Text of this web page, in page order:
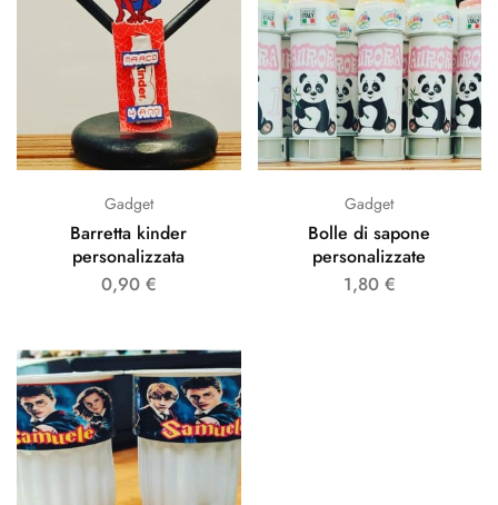
Gadget
Barretta kinder
personalizzata
0,90 €
Gadget
Bolle di sapone
personalizzate
1,80 €